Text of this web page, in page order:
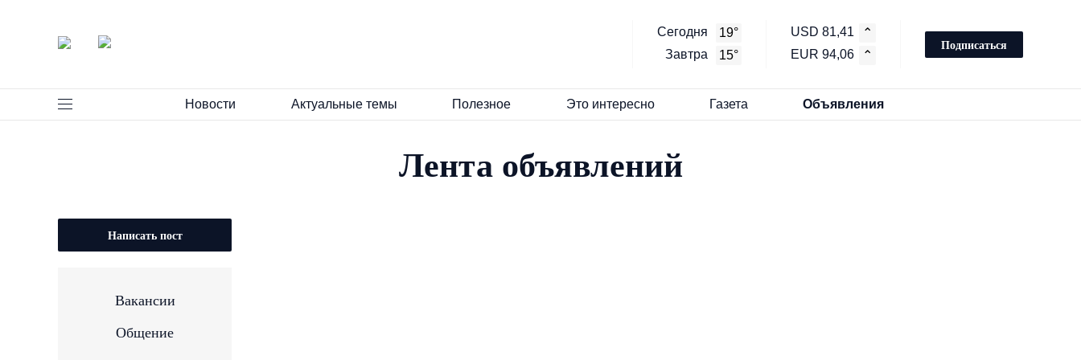
Сегодня
19°
Завтра
15°
USD 81,41
⌃
EUR 94,06
⌃
Подписаться
Новости Актуальные темы Полезное Это интересно Газета Объявления
Лента объявлений
Написать пост
Вакансии
Общение